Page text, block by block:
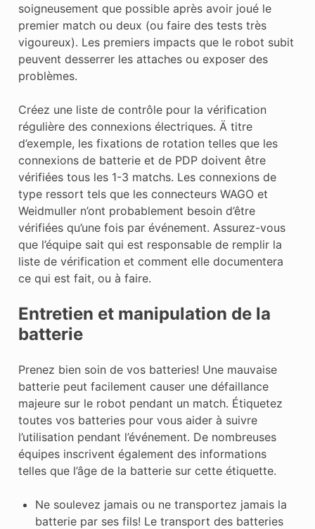
soigneusement que possible après avoir joué le
premier match ou deux (ou faire des tests très
vigoureux). Les premiers impacts que le robot subit
peuvent desserrer les attaches ou exposer des
problèmes.
Créez une liste de contrôle pour la vérification
régulière des connexions électriques. Ä titre
d’exemple, les fixations de rotation telles que les
connexions de batterie et de PDP doivent être
vérifiées tous les 1-3 matchs. Les connexions de
type ressort tels que les connecteurs WAGO et
Weidmuller n’ont probablement besoin d’être
vérifiées qu’une fois par événement. Assurez-vous
que l’équipe sait qui est responsable de remplir la
liste de vérification et comment elle documentera
ce qui est fait, ou à faire.
Entretien et manipulation de la
batterie
Prenez bien soin de vos batteries! Une mauvaise
batterie peut facilement causer une défaillance
majeure sur le robot pendant un match. Étiquetez
toutes vos batteries pour vous aider à suivre
l’utilisation pendant l’événement. De nombreuses
équipes inscrivent également des informations
telles que l’âge de la batterie sur cette étiquette.
Ne soulevez jamais ou ne transportez jamais la
batterie par ses fils! Le transport des batteries